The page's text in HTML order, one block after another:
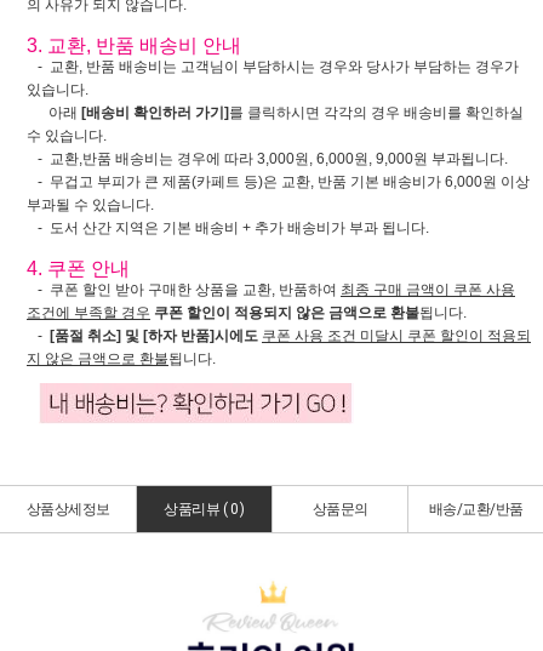
의 사유가 되지 않습니다.
3. 교환, 반품 배송비 안내
- 교환, 반품 배송비는 고객님이 부담하시는 경우와 당사가 부담하는 경우가
있습니다.
아래 [배송비 확인하러 가기] 를 클릭하시면 각각의 경우 배송비를 확인하실
수 있습니다.
- 교환,반품 배송비는 경우에 따라 3,000원, 6,000원, 9,000원 부과됩니다.
- 무겁고 부피가 큰 제품(카페트 등)은 교환, 반품 기본 배송비가 6,000원 이상
부과될 수 있습니다.
- 도서 산간 지역은 기본 배송비 + 추가 배송비가 부과 됩니다.
4. 쿠폰 안내
- 쿠폰 할인 받아 구매한 상품을 교환, 반품하여 최종 구매 금액이 쿠폰 사용
조건에 부족할 경우 쿠폰 할인이 적용되지 않은 금액으로 환불됩니다.
- [품절 취소] 및 [하자 반품]시에도 쿠폰 사용 조건 미달시 쿠폰 할인이 적용되
지 않은 금액으로 환불됩니다.
상품상세정보 상품리뷰 ( 0) 상품문의 배송/교환/반품